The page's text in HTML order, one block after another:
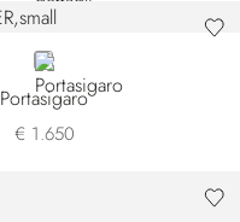
SILVER
Portasigaro
€ 1.650